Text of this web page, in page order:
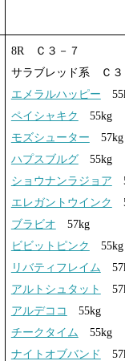
8R Ｃ３－７
サラブレッド系 Ｃ
エメラルハッピー
ペイシャキク
55kg
モズシューター 57kg
ハプスブルグ55kg
ショウナンラジョア
エレガントウインク
ブラビオ 57kg
ビビットピンク
55kg
リバティフレイム
アルトシュタット
アルデココ
55kg
チークタイム 55kg
ナイトオブバンド